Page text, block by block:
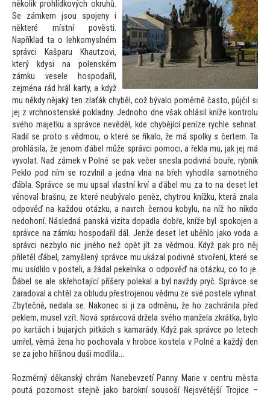
několik prohlídkových okruhů.
Se zámkem jsou spojeny i
některé místní pověsti.
Například ta o lehkomyslném
správci Kašparu Khautzovi,
který kdysi na polenském
zámku vesele hospodařil,
zejména rád hrál karty, a když
mu někdy nějaký ten zlaťák chyběl, což bývalo poměrně často, půjčil si
jej z vrchnostenské pokladny. Jednoho dne však ohlásil kníže kontrolu
svého majetku a správce nevěděl, kde chybějící peníze rychle sehnat.
Radil se proto s vědmou, o které se říkalo, že má spolky s čertem. Ta
prohlásila, že jenom ďábel může správci pomoci, a řekla mu, jak jej má
vyvolat. Nad zámek v Polné se pak večer snesla podivná bouře, rybník
Peklo pod ním se rozvlnil a jedna vlna na břeh vyhodila samotného
ďábla. Správce se mu upsal vlastní krví a ďábel mu za to na deset let
věnoval brašnu, ze které neubývalo peněz, chytrou knížku, která znala
odpověď na každou otázku, a navrch černou kobylu, na níž ho nikdo
nedohoní. Následná panská vizita dopadla dobře, kníže byl spokojen a
správce na zámku hospodařil dál. Jenže deset let uběhlo jako voda a
správci nezbylo nic jiného než opět jít za vědmou. Když pak pro něj
přiletěl ďábel, zamyšlený správce mu ukázal podivné stvoření, které se
mu usídlilo v posteli, a žádal pekelníka o odpověď na otázku, co to je.
Ďábel se ale skřehotající příšery polekal a byl navždy pryč. Správce se
zaradoval a chtěl za obludu přestrojenou vědmu ze své postele vyhnat.
Zbytečně, nedala se. Nakonec si ji za odměnu, že ho zachránila před
peklem, musel vzít. Nová správcová držela svého manžela zkrátka, bylo
po kartách i bujarých pitkách s kamarády. Když pak správce po letech
umřel, věrná žena ho pochovala v hrobce kostela v Polné a každý den
se za jeho hříšnou duši modlila…
Rozměrný děkanský chrám Nanebevzetí Panny Marie v centru města
poutá pozornost stejně jako barokní sousoší Nejsvětější Trojice –